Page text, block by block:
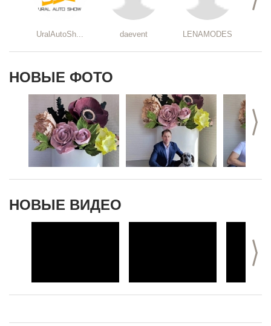
UralAutoSh... daevent LENAMODES
НОВЫЕ ФОТО
>
НОВЫЕ ВИДЕО
>